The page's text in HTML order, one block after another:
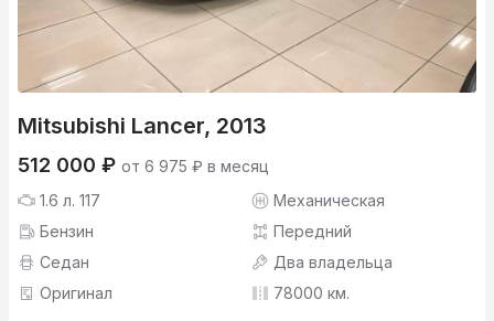
Mitsubishi Lancer, 2013
512 000 ₽ от 6 975 ₽ в месяц
1.6 л. 117
Механическая
Бензин
Передний
Седан
Два владельца
Оригинал
78000 км.